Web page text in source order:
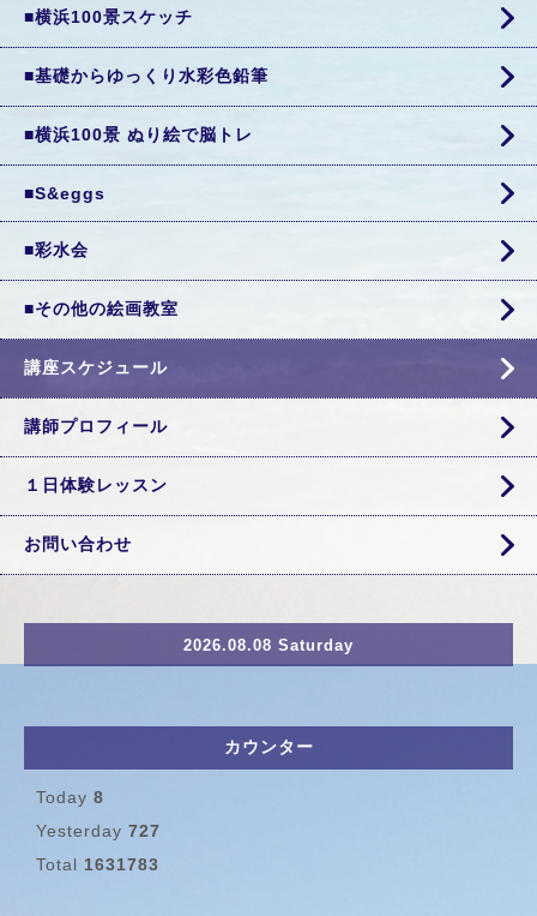
■横浜100景スケッチ
■基礎からゆっくり水彩色鉛筆
■横浜100景 ぬり絵で脳トレ
■S&eggs
■彩水会
■その他の絵画教室
講座スケジュール
講師プロフィール
１日体験レッスン
お問い合わせ
2026.08.08 Saturday
カウンター
Today 8
Yesterday 727
Total 1631783